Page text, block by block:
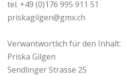
tel. +49 (0)176 995 911 51
priskagilgen@gmx.ch
Verwantwortlich für den Inhalt:
Priska Gilgen
Sendlinger Strasse 25